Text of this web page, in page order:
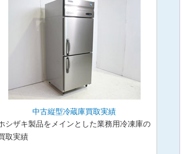
中古縦型冷蔵庫買取実績
シザキ製品をメインとした業務用冷凍庫の
取実績